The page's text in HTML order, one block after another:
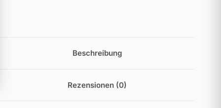
Beschreibung
Rezensionen (0)